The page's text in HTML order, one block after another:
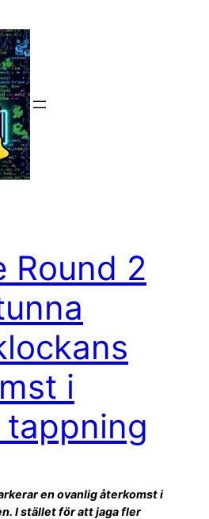
Round 2
i
en ovanlig återkomst i
I stället för att jaga fler